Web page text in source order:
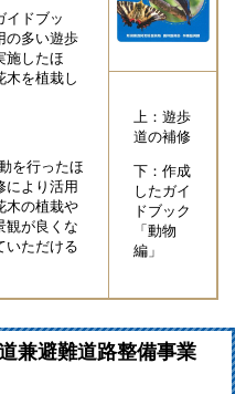
ドブッ
の多い遊歩
施したほ
木を植栽し
を行ったほ
により活用
木の植栽や
観が良くな
いただける
上：遊歩
道の補修
下：作成
したガイ
ドブック
「動物
編」
兼避難道路整備事業